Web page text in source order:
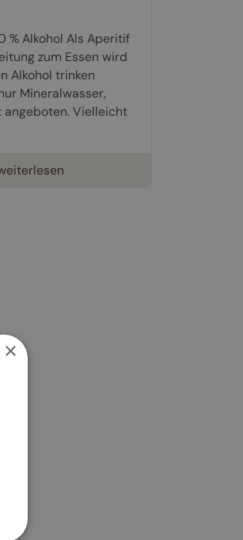
% Alkohol Als Aperitif
zum Essen wird
Alkohol trinken
Mineralwasser,
angeboten. Vielleicht
×